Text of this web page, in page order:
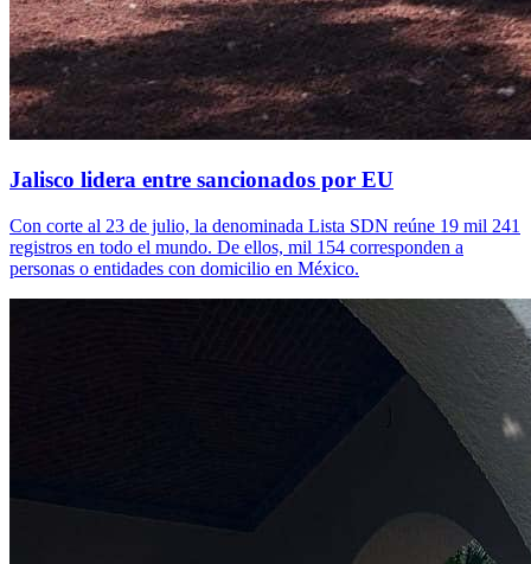
Jalisco lidera entre sancionados por EU
Con corte al 23 de julio, la denominada Lista SDN reúne 19 mil 241
registros en todo el mundo. De ellos, mil 154 corresponden a
personas o entidades con domicilio en México.